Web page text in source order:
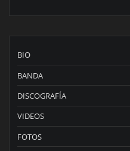
BIO
BANDA
DISCOGRAFÍA
VIDEOS
FOTOS